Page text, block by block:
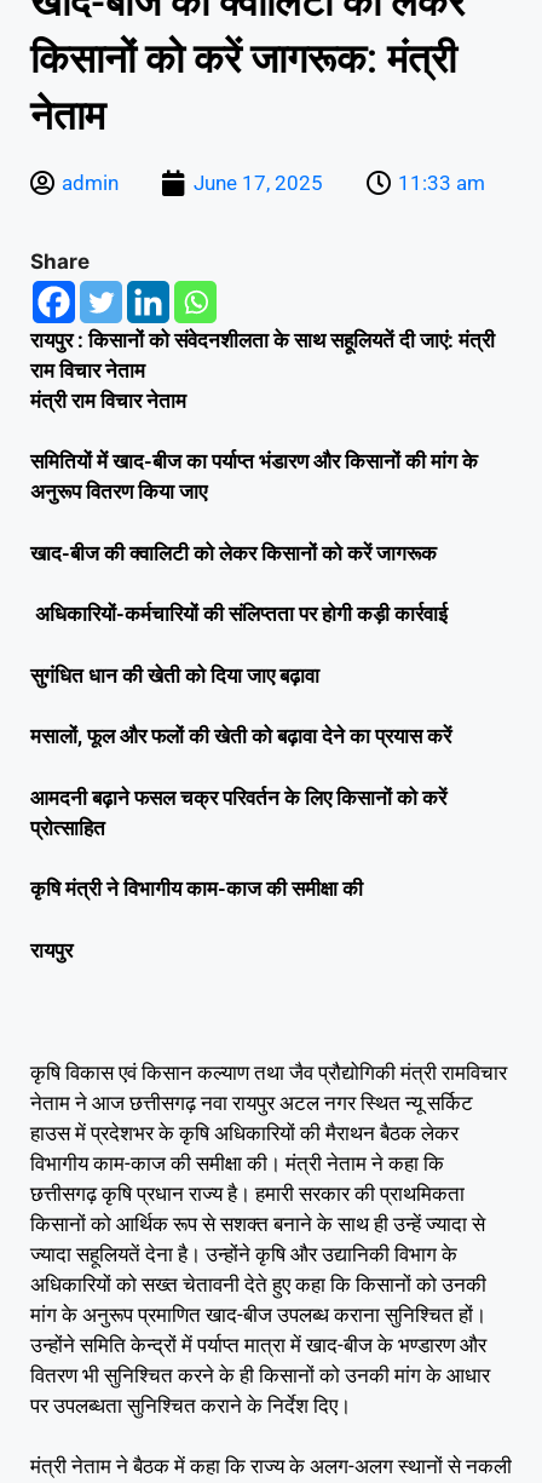
किसानों को करें जागरूक: मंत्री
नेताम
admin June 17, 2025 11:33 am
Share
रायपुर : किसानों को संवेदनशीलता के साथ सहूलियतें दी जाएं: मंत्री
राम विचार नेताम
मंत्री राम विचार नेताम
समितियों में खाद-बीज का पर्याप्त भंडारण और किसानों की मांग के
अनुरूप वितरण किया जाए
खाद-बीज की क्वालिटी को लेकर किसानों को करें जागरूक
अधिकारियों-कर्मचारियों की संलिप्तता पर होगी कड़ी कार्रवाई
सुगंधित धान की खेती को दिया जाए बढ़ावा
मसालों, फूल और फलों की खेती को बढ़ावा देने का प्रयास करें
आमदनी बढ़ाने फसल चक्र परिवर्तन के लिए किसानों को करें
प्रोत्साहित
कृषि मंत्री ने विभागीय काम-काज की समीक्षा की
रायपुर
कृषि विकास एवं किसान कल्याण तथा जैव प्रौद्योगिकी मंत्री रामविचार
नेताम ने आज छत्तीसगढ़ नवा रायपुर अटल नगर स्थित न्यू सर्किट
हाउस में प्रदेशभर के कृषि अधिकारियों की मैराथन बैठक लेकर
विभागीय काम-काज की समीक्षा की। मंत्री नेताम ने कहा कि
छत्तीसगढ़ कृषि प्रधान राज्य है। हमारी सरकार की प्राथमिकता
किसानों को आर्थिक रूप से सशक्त बनाने के साथ ही उन्हें ज्यादा से
ज्यादा सहूलियतें देना है। उन्होंने कृषि और उद्यानिकी विभाग के
अधिकारियों को सख्त चेतावनी देते हुए कहा कि किसानों को उनकी
मांग के अनुरूप प्रमाणित खाद-बीज उपलब्ध कराना सुनिश्चित हों।
उन्होंने समिति केन्द्रों में पर्याप्त मात्रा में खाद-बीज के भण्डारण और
वितरण भी सुनिश्चित करने के ही किसानों को उनकी मांग के आधार
पर उपलब्धता सुनिश्चित कराने के निर्देश दिए।
मंत्री नेताम ने बैठक में कहा कि राज्य के अलग-अलग स्थानों से नकली